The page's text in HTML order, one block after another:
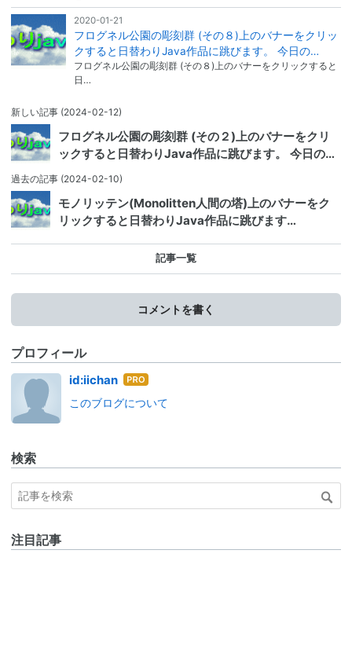
2020-01-21
フログネル公園の彫刻群 (その８)上のバナーをクリッ
クすると日替わりJava作品に跳びます。 今日の…
フログネル公園の彫刻群 (その８)上のバナーをクリックすると
日…
新しい記事 (2024-02-12)
フログネル公園の彫刻群 (その２)上のバナーをクリ
ックすると日替わりJava作品に跳びます。 今日の…
過去の記事 (2024-02-10)
モノリッテン(Monolitten人間の塔)上のバナーをク
リックすると日替わりJava作品に跳びます…
記事一覧
コメントを書く
プロフィール
id:iichan はて
ログ
このブログについて
検索
注目記事